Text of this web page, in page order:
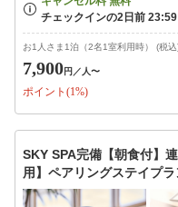
お1人さま1泊（2名1室利用時） (税込
7,900円 ／人〜
ポイント(1%)
SKY SPA完備【朝食付】
用】ペアリングステイプラ